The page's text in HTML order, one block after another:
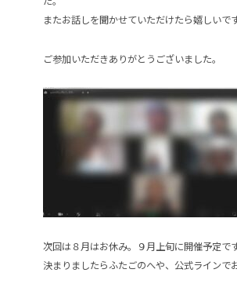
またお話しを聞かせていただけたら嬉しいで
ご参加いただきありがとうございました。
次回は８月はお休み。９月上旬に開催予定です
決まりましたらふたごのへや、公式ラインで